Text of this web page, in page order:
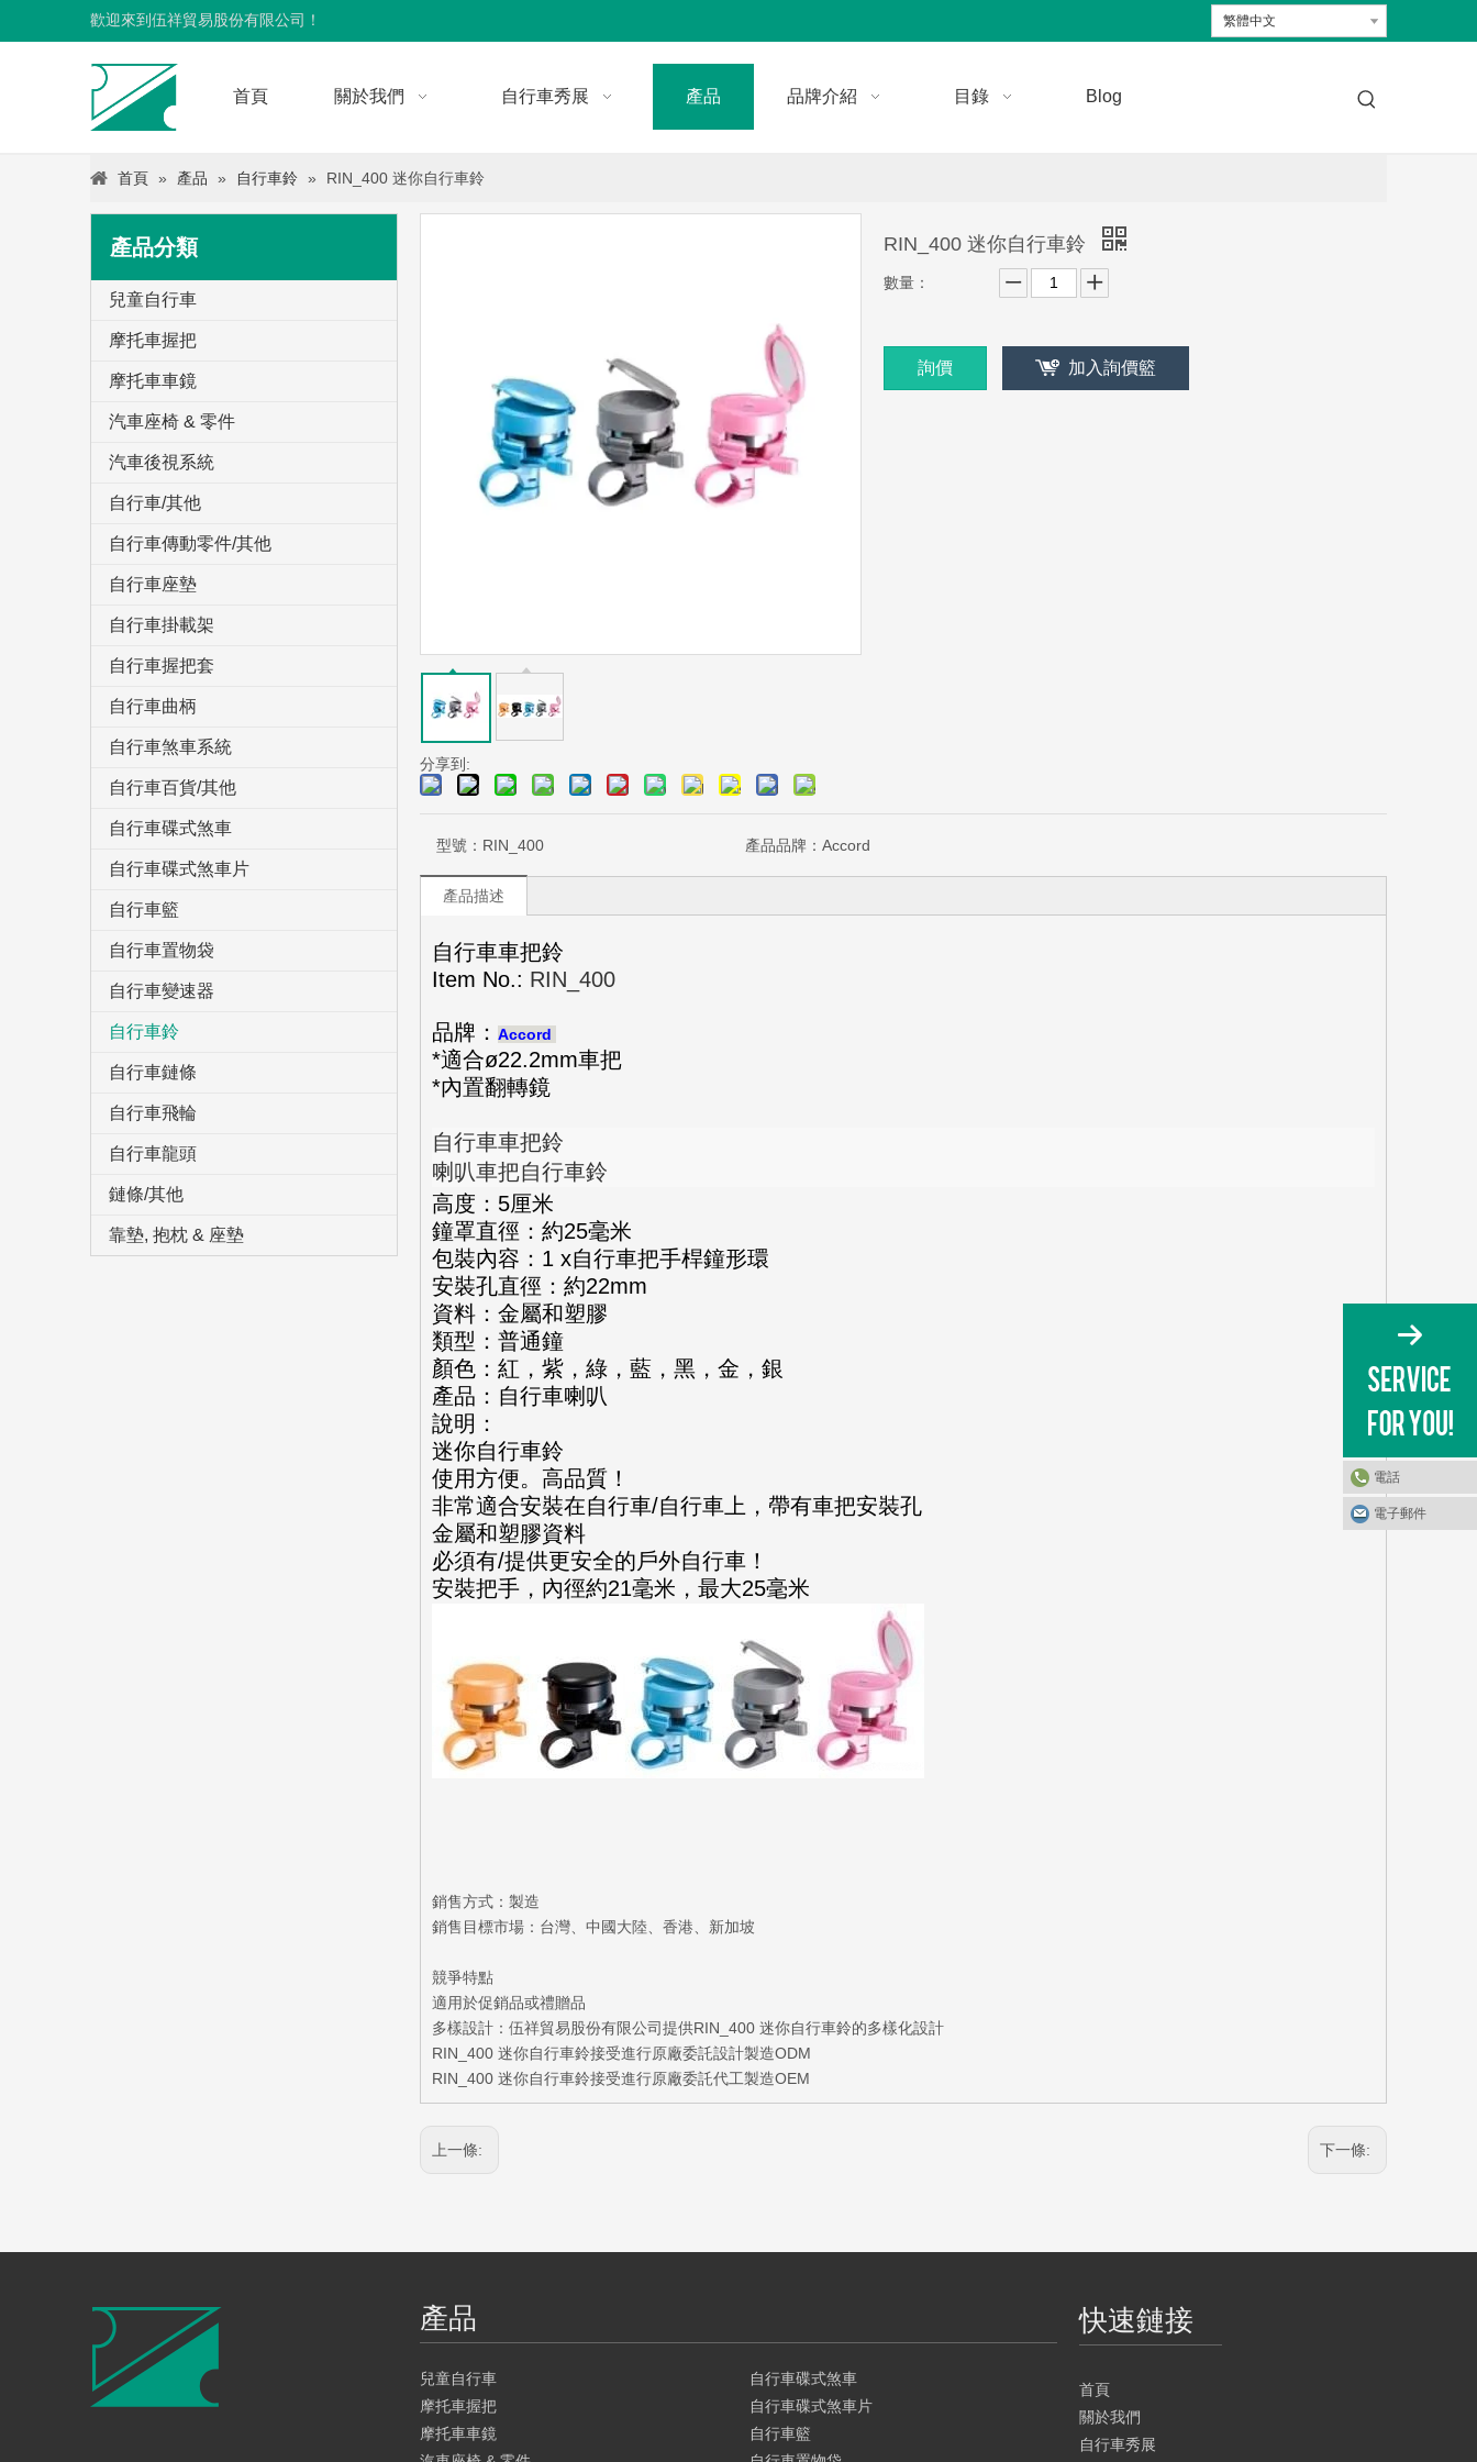
歡迎來到伍祥貿易股份有限公司！ 繁體中文
首頁 關於我們 自行車秀展 產品 品牌介紹 目錄 Blog
首頁 » 產品 » 自行車鈴 » RIN_400 迷你自行車鈴
產品分類
兒童自行車
摩托車握把
摩托車車鏡
汽車座椅 & 零件
汽車後視系統
自行車/其他
自行車傳動零件/其他
自行車座墊
自行車掛載架
自行車握把套
自行車曲柄
自行車煞車系統
自行車百貨/其他
自行車碟式煞車
自行車碟式煞車片
自行車籃
自行車置物袋
自行車變速器
自行車鈴
自行車鏈條
自行車飛輪
自行車龍頭
鏈條/其他
靠墊, 抱枕 & 座墊
分享到:
RIN_400 迷你自行車鈴
數量：
詢價 加入詢價籃
型號： RIN_400 產品品牌： Accord
產品描述
自行車車把鈴
Item No.: RIN_400
品牌： Accord
*適合ø22.2mm車把
*內置翻轉鏡
自行車車把鈴
喇叭車把自行車鈴
高度：5厘米
鐘罩直徑：約25毫米
包裝內容：1 x自行車把手桿鐘形環
安裝孔直徑：約22mm
資料：金屬和塑膠
類型：普通鐘
顏色：紅，紫，綠，藍，黑，金，銀
產品：自行車喇叭
說明：
迷你自行車鈴
使用方便。高品質！
非常適合安裝在自行車/自行車上，帶有車把安裝孔
金屬和塑膠資料
必須有/提供更安全的戶外自行車！
安裝把手，內徑約21毫米，最大25毫米
銷售方式：製造
銷售目標市場：台灣、中國大陸、香港、新加坡
競爭特點
適用於促銷品或禮贈品
多樣設計：伍祥貿易股份有限公司提供RIN_400 迷你自行車鈴的多樣化設計
RIN_400 迷你自行車鈴接受進行原廠委託設計製造ODM
RIN_400 迷你自行車鈴接受進行原廠委託代工製造OEM
上一條: 下一條:
產品
兒童自行車
摩托車握把
摩托車車鏡
自行車碟式煞車
自行車碟式煞車片
自行車籃
快速鏈接
首頁
關於我們
自行車秀展
電話
電子郵件